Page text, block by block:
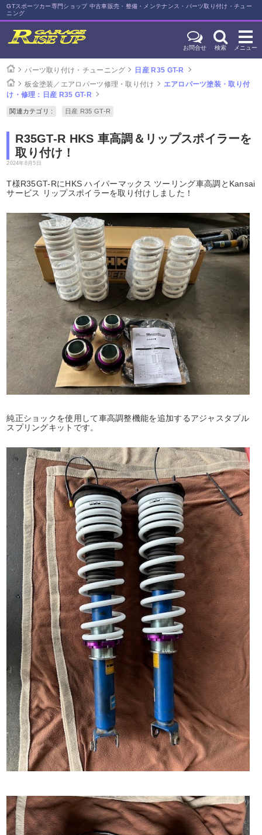
GTスポーツカー専門ショップ 中古車販売・整備・メンテナンス・パーツ取り付け・チュー
ニング
お問合せ 検索 メニュー
パーツ取り付け・チューニング
日産 R35 GT-R
板金塗装／エアロパーツ修理・取り付け
エアロパーツ塗装・取り付
け・修理：日産 R35 GT-R
関連カテゴリ : 日産 R35 GT-R
R35GT-R HKS 車高調＆リップスポイラーを
取り付け！
2024年8月5日
T様R35GT-RにHKS ハイパーマックス ツーリング車高調とKansai
サービス リップスポイラーを取り付けしました！
純正ショックを使用して車高調整機能を追加するアジャスタブル
スプリングキットです。